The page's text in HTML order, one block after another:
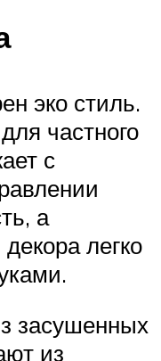
эко стиль.
частного
с
а
легко
засушенных
из